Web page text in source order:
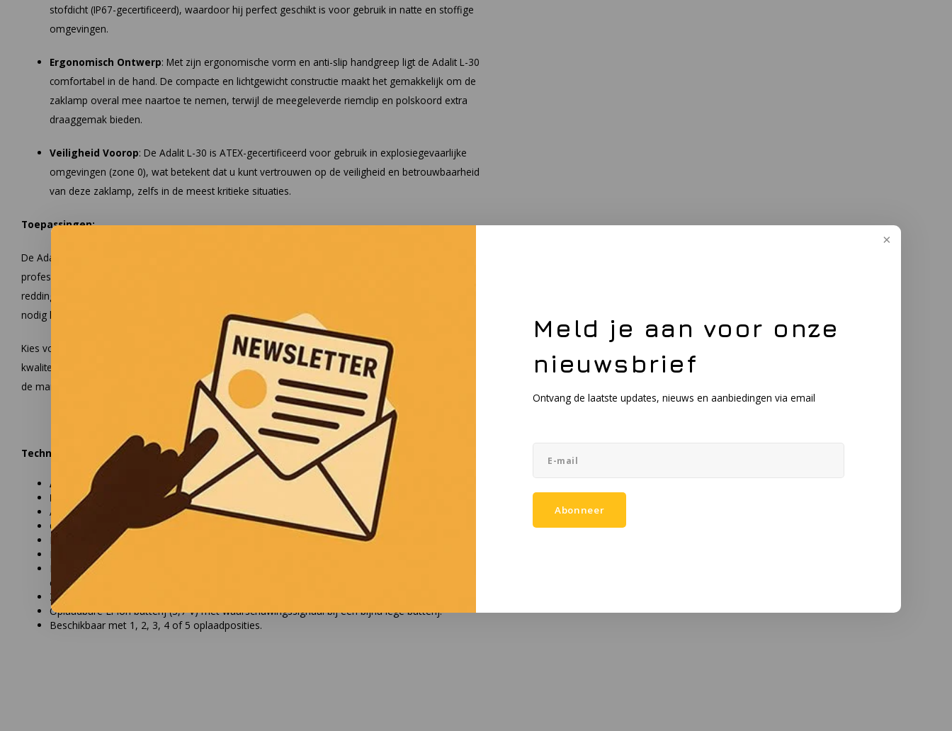
Meld je aan voor onze
nieuwsbrief
Ontvang de laatste updates, nieuws en aanbiedingen via email
Abonneer
stofdicht (IP67-gecertificeerd), waardoor hij perfect geschikt is voor gebruik in natte en stoffige
omgevingen.
Ergonomisch Ontwerp: Met zijn ergonomische vorm en anti-slip handgreep ligt de Adalit L-30
comfortabel in de hand. De compacte en lichtgewicht constructie maakt het gemakkelijk om de
zaklamp overal mee naartoe te nemen, terwijl de meegeleverde riemclip en polskoord extra
draaggemak bieden.
Veiligheid Voorop: De Adalit L-30 is ATEX-gecertificeerd voor gebruik in explosiegevaarlijke
omgevingen (zone 0), wat betekent dat u kunt vertrouwen op de veiligheid en betrouwbaarheid
van deze zaklamp, zelfs in de meest kritieke situaties.
Toepassingen:
De Adalit L-30 is ideaal voor brandweerlieden, politieagenten, reddingswerkers en industriële
professionals die werken in gevaarlijke en uitdagende omgevingen. Of u nu werkt aan
reddingsoperaties, inspecties uitvoert in gevaarlijke gebieden, of simpelweg betrouwbare verlichting
nodig heeft in de nacht, de Adalit L-30 biedt de robuustheid en betrouwbaarheid die u nodig heeft.
Kies voor de Adalit L-30 zaklamp en ervaar zelf waarom professionals wereldwijd vertrouwen op de
kwaliteit en prestaties van Adalit. Bescherm uzelf en uw team met de beste verlichtingstechnologie op
de markt.
Technische specificaties:
ATEX II 1G Ex ia IIC T4 Ga | II 1D Ex ia IIIC T135ºC Da
Ingress protection IP68.
Afmetingen: 135 x 43 x 55 mm.
Gewicht: 165 g (inclusief batterij).
Lichtbron: 350 lumen.
Brandduur: 3 tot 12 uur.
Behuizing van thermoplastisch hars met hoge weerstand tegen impact, extreme temperaturen
en corrosieve stoffen.
Zachte knop aan de achterkant voor eenvoudig gebruik, zelfs met handschoenen aan.
Oplaadbare Li-ion batterij (3,7 V) met waarschuwingssignaal bij een bijna lege batterij.
Beschikbaar met 1, 2, 3, 4 of 5 oplaadposities.